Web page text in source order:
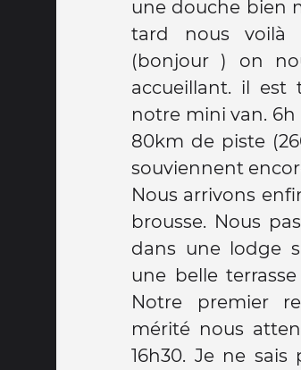
une douche bien
tard nous voilà
(bonjour ) on
accueillant. il
notre mini van.
80km de piste
souviennent
Nous arrivons
brousse. Nous
dans une lodge
une belle
Notre premier
mérité nous
16h30. Je ne